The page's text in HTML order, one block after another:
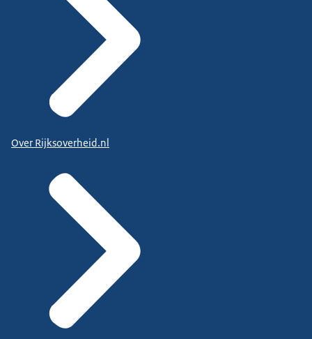
Over Rijksoverheid.nl